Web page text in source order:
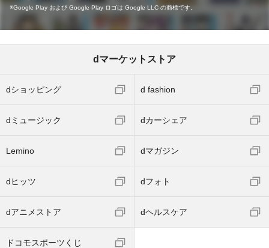
Google Play および Google Play ロゴは Google LLC の商標です。
dマーケットストア
dショッピング d fashion
dミュージック dカーシェア
Lemino dマガジン
dヒッツ dフォト
dアニメストア dヘルスケア
ドコモスポーツくじ